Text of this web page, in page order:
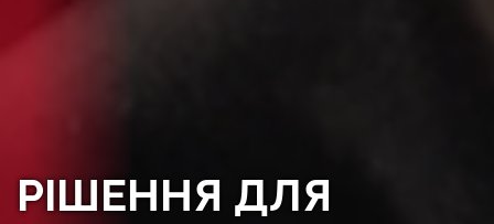
РІШЕННЯ ДЛЯ